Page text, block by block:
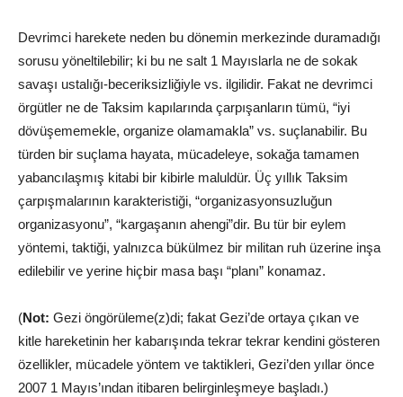
Devrimci harekete neden bu dönemin merkezinde duramadığı
sorusu yöneltilebilir; ki bu ne salt 1 Mayıslarla ne de sokak
savaşı ustalığı-beceriksizliğiyle vs. ilgilidir. Fakat ne devrimci
örgütler ne de Taksim kapılarında çarpışanların tümü, “iyi
dövüşememekle, organize olamamakla” vs. suçlanabilir. Bu
türden bir suçlama hayata, mücadeleye, sokağa tamamen
yabancılaşmış kitabi bir kibirle maluldür. Üç yıllık Taksim
çarpışmalarının karakteristiği, “organizasyonsuzluğun
organizasyonu”, “kargaşanın ahengi”dir. Bu tür bir eylem
yöntemi, taktiği, yalnızca bükülmez bir militan ruh üzerine inşa
edilebilir ve yerine hiçbir masa başı “planı” konamaz.
(Not: Gezi öngörüleme(z)di; fakat Gezi’de ortaya çıkan ve
kitle hareketinin her kabarışında tekrar tekrar kendini gösteren
özellikler, mücadele yöntem ve taktikleri, Gezi’den yıllar önce
2007 1 Mayıs’ından itibaren belirginleşmeye başladı.)